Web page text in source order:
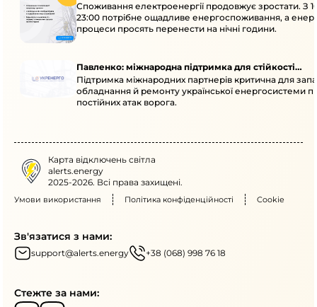
Споживання електроенергії продовжує зростати. З
23:00 потрібне ощадливе енергоспоживання, а
процеси просять перенести на нічні години.
Павленко: міжнародна підтримка для стійкості
енергосистеми
Підтримка міжнародних партнерів критична для
обладнання й ремонту української енергосистеми
постійних атак ворога.
Карта відключень світла
alerts.energy
2025-2026. Всі права захищені.
Умови використання Політика конфіденційності Cookie
Зв'язатися з нами:
support@alerts.energy +38 (068) 998 76 18
Стежте за нами: